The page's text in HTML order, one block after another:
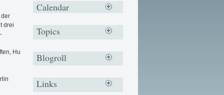
der
drei
Hu
Calendar
Topics
Blogroll
Links